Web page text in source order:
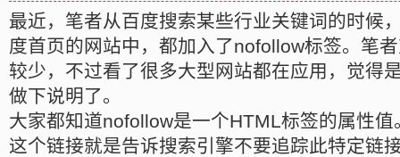
最近，笔者从百度搜索某些行业关键词的时候
度首页的网站中，都加入了nofollow标签。笔
较少，不过看了很多大型网站都在应用，觉得
做下说明了。
大家都知道nofollow是一个HTML标签的属性
这个链接就是告诉搜索引擎不要追踪此特定链